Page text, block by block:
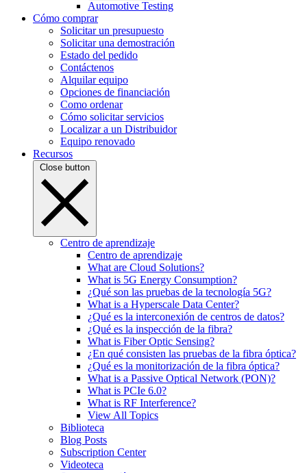
Automotive Testing
Cómo comprar
Solicitar un presupuesto
Solicitar una demostración
Estado del pedido
Contáctenos
Alquilar equipo
Opciones de financiación
Como ordenar
Cómo solicitar servicios
Localizar a un Distribuidor
Equipo renovado
Recursos
Close button
Centro de aprendizaje
Centro de aprendizaje
What are Cloud Solutions?
What is 5G Energy Consumption?
¿Qué son las pruebas de la tecnología 5G?
What is a Hyperscale Data Center?
¿Qué es la interconexión de centros de datos?
¿Qué es la inspección de la fibra?
What is Fiber Optic Sensing?
¿En qué consisten las pruebas de la fibra óptica?
¿Qué es la monitorización de la fibra óptica?
What is a Passive Optical Network (PON)?
What is PCIe 6.0?
What is RF Interference?
View All Topics
Biblioteca
Blog Posts
Subscription Center
Videoteca